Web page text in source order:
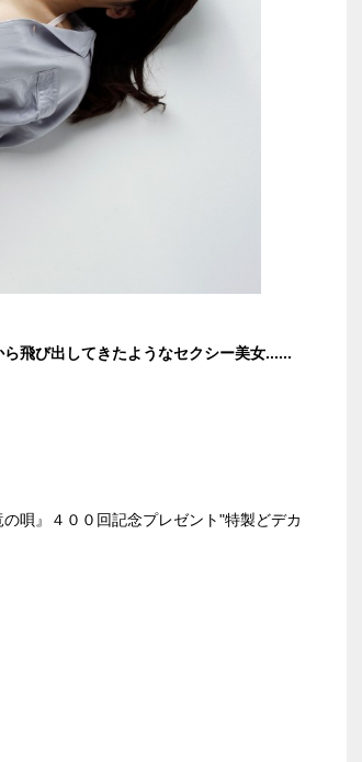
ら飛び出してきたようなセクシー美女......
唄』４００回記念プレゼント"特製どデカ